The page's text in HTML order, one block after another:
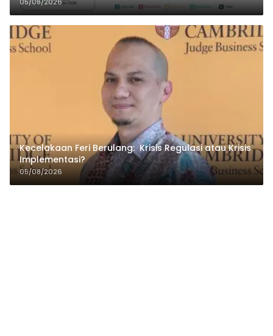
05/08/2026
Kecelakaan Feri Berulang: Krisis Regulasi atau Krisis
Implementasi?
05/08/2026